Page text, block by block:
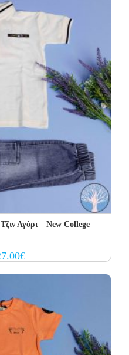
Αγόρι – New College
€Current
price